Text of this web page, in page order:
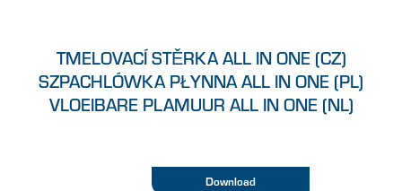
TMELOVACÍ STĚRKA ALL IN ONE (CZ)
SZPACHLÓWKA PŁYNNA ALL IN ONE (PL)
VLOEIBARE PLAMUUR ALL IN ONE (NL)
Download